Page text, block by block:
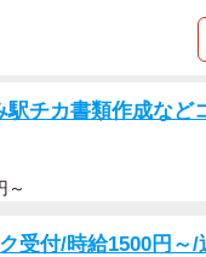
売れっ子だった。作
）だった。
チカ書類作成など
～
受付/時給1500円～/